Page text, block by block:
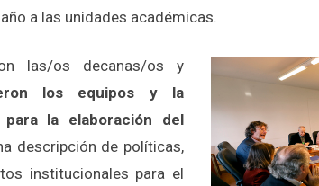
a las unidades académicas.
las/os decanas/os y
los equipos y la
la elaboración del
descripción de políticas,
institucionales para el